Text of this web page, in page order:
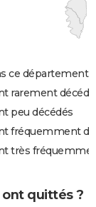
ce département
rarement
peu décédés
fréquemment
très
ont quittés ?